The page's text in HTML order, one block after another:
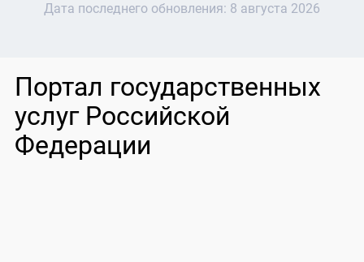
Дата последнего обновления: 8 августа 2026
Портал государственных
услуг Российской
Федерации